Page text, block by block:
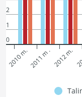
2
1
0
2010 m.2011 m .2012 m.